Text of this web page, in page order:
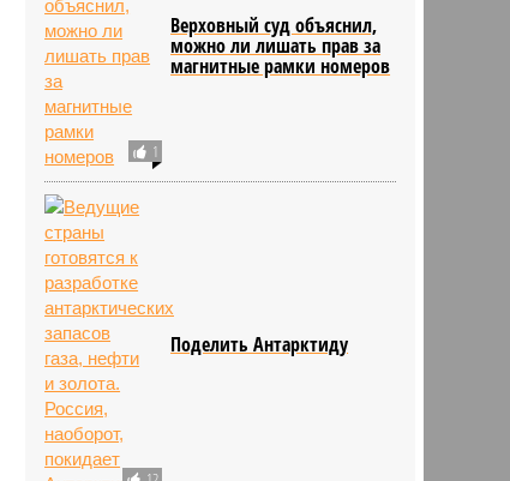
1
Верховный суд объяснил,
можно ли лишать прав за
магнитные рамки номеров
Поделить Антарктиду